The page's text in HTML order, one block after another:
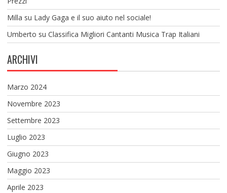
Milla su Lady Gaga e il suo aiuto nel sociale!
Umberto su Classifica Migliori Cantanti Musica Trap Italiani
ARCHIVI
Marzo 2024
Novembre 2023
Settembre 2023
Luglio 2023
Giugno 2023
Maggio 2023
Aprile 2023